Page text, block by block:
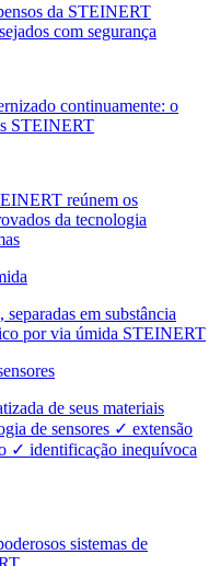
da STEINERT
com segurança
continuamente: o
STEINERT
reúnem os
da tecnologia
em substância
por via úmida STEINERT
de seus materiais
de sensores ✓ extensão
✓ identificação inequívoca
sistemas de